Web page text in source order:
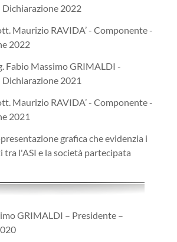
Dichiarazione 2022
Maurizio RAVIDA’ - Componente -
2022
Fabio Massimo GRIMALDI -
2021
Maurizio RAVIDA’ - Componente -
2021
grafica che evidenzia i
tra l'ASI e la società partecipata
GRIMALDI – Presidente –